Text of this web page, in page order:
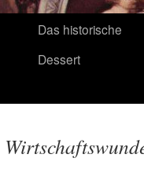
Das historische
Dessert